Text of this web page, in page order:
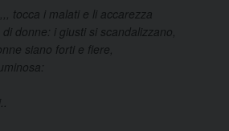
tocca i malati e li accarezza
donne: i giusti si scandalizzano,
siano forti e fiere,